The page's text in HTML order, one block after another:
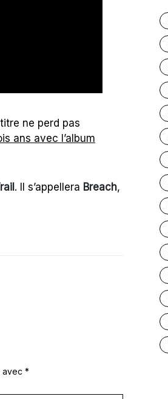
ne perd pas
ans avec l’album
. Il s’appellera Breach,
avec *